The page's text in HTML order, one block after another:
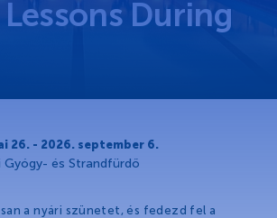
During
26. - 2026. september 6.
Gyógy- és Strandfürdő
a nyári szünetet, és fedezd fel a